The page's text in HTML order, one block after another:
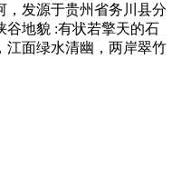
，发源于贵州省务川县分
谷地貌 :有状若擎天的石
江面绿水清幽，两岸翠竹